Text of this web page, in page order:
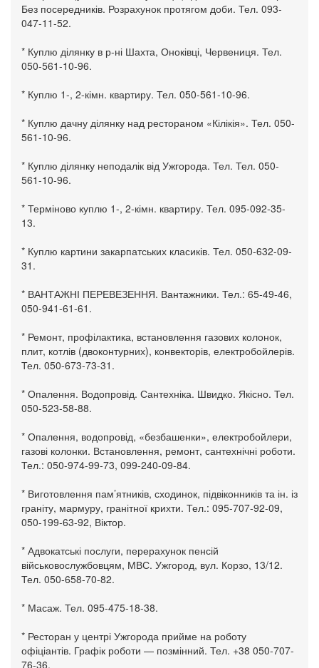
Без посередників. Розрахунок протягом доби. Тел. 093-
047-11-52.
* Куплю ділянку в р-ні Шахта, Оноківці, Червениця. Тел.
050-561-10-96.
* Куплю 1-, 2-кімн. квартиру. Тел. 050-561-10-96.
* Куплю дачну ділянку над рестораном «Кілікія». Тел. 050-
561-10-96.
* Куплю ділянку неподалік від Ужгорода. Тел. Тел. 050-
561-10-96.
* Терміново куплю 1-, 2-кімн. квартиру. Тел. 095-092-35-
13.
* Куплю картини закарпатських класиків. Тел. 050-632-09-
31.
* ВАНТАЖНІ ПЕРЕВЕЗЕННЯ. Вантажники. Тел.: 65-49-46,
050-941-61-61.
* Ремонт, профілактика, встановлення газових колонок,
плит, котлів (двоконтурних), конвекторів, електробойлерів.
Тел. 050-673-73-31.
* Опалення. Водопровід. Сантехніка. Швидко. Якісно. Тел.
050-523-58-88.
* Опалення, водопровід, «безбашенки», електробойлери,
газові колонки. Встановлення, ремонт, сантехнічні роботи.
Тел.: 050-974-99-73, 099-240-09-84.
* Виготовлення пам’ятників, сходинок, підвіконників та ін. із
граніту, мармуру, гранітної крихти. Тел.: 095-707-92-09,
050-199-63-92, Віктор.
* Адвокатські послуги, перерахунок пенсій
військовослужбовцям, МВС. Ужгород, вул. Корзо, 13/12.
Тел. 050-658-70-82.
* Масаж. Тел. 095-475-18-38.
* Ресторан у центрі Ужгорода прийме на роботу
офіціантів. Графік роботи — позмінний. Тел. +38 050-707-
76-36.